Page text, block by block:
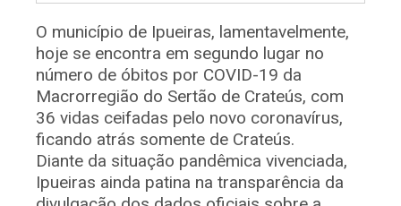
O município de Ipueiras, lamentavelmente,
hoje se encontra em segundo lugar no
número de óbitos por COVID-19 da
Macrorregião do Sertão de Crateús, com
36 vidas ceifadas pelo novo coronavírus,
ficando atrás somente de Crateús.
Diante da situação pandêmica vivenciada,
Ipueiras ainda patina na transparência da